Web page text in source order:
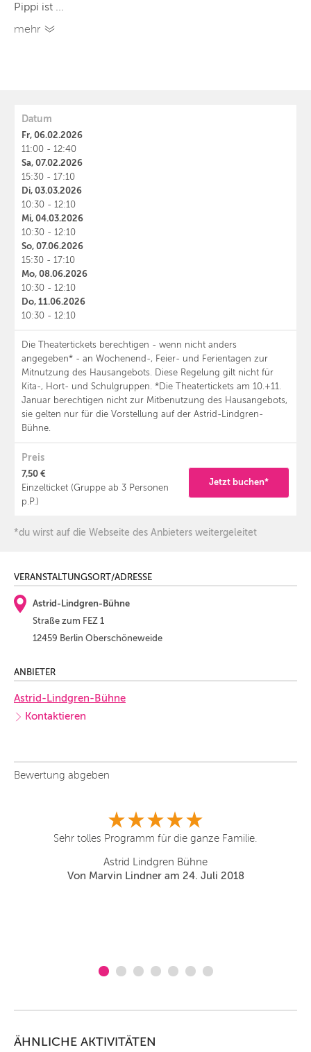
Pippi ist ...
mehr
Datum
Fr, 06.02.2026
11:00 - 12:40
Sa, 07.02.2026
15:30 - 17:10
Di, 03.03.2026
10:30 - 12:10
Mi, 04.03.2026
10:30 - 12:10
So, 07.06.2026
15:30 - 17:10
Mo, 08.06.2026
10:30 - 12:10
Do, 11.06.2026
10:30 - 12:10
Die Theatertickets berechtigen - wenn nicht anders
angegeben* - an Wochenend-, Feier- und Ferientagen zur
Mitnutzung des Hausangebots. Diese Regelung gilt nicht für
Kita-, Hort- und Schulgruppen. *Die Theatertickets am 10.+11.
Januar berechtigen nicht zur Mitbenutzung des Hausangebots,
sie gelten nur für die Vorstellung auf der Astrid-Lindgren-
Bühne.
Preis
7,50 €
Einzelticket (Gruppe ab 3 Personen
p.P.)
Jetzt buchen*
*du wirst auf die Webseite des Anbieters weitergeleitet
VERANSTALTUNGSORT/ADRESSE
Astrid-Lindgren-Bühne
Straße zum FEZ 1
12459 Berlin Oberschöneweide
ANBIETER
Astrid-Lindgren-Bühne
Kontaktieren
Bewertung abgeben
Sehr tolles Programm für die ganze Familie.
Astrid Lindgren Bühne
Von Marvin Lindner am 24. Juli 2018
ÄHNLICHE AKTIVITÄTEN